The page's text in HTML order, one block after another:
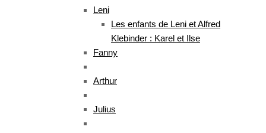
Leni
Les enfants de Leni et Alfred
Klebinder : Karel et Ilse
Fanny
Arthur
Julius